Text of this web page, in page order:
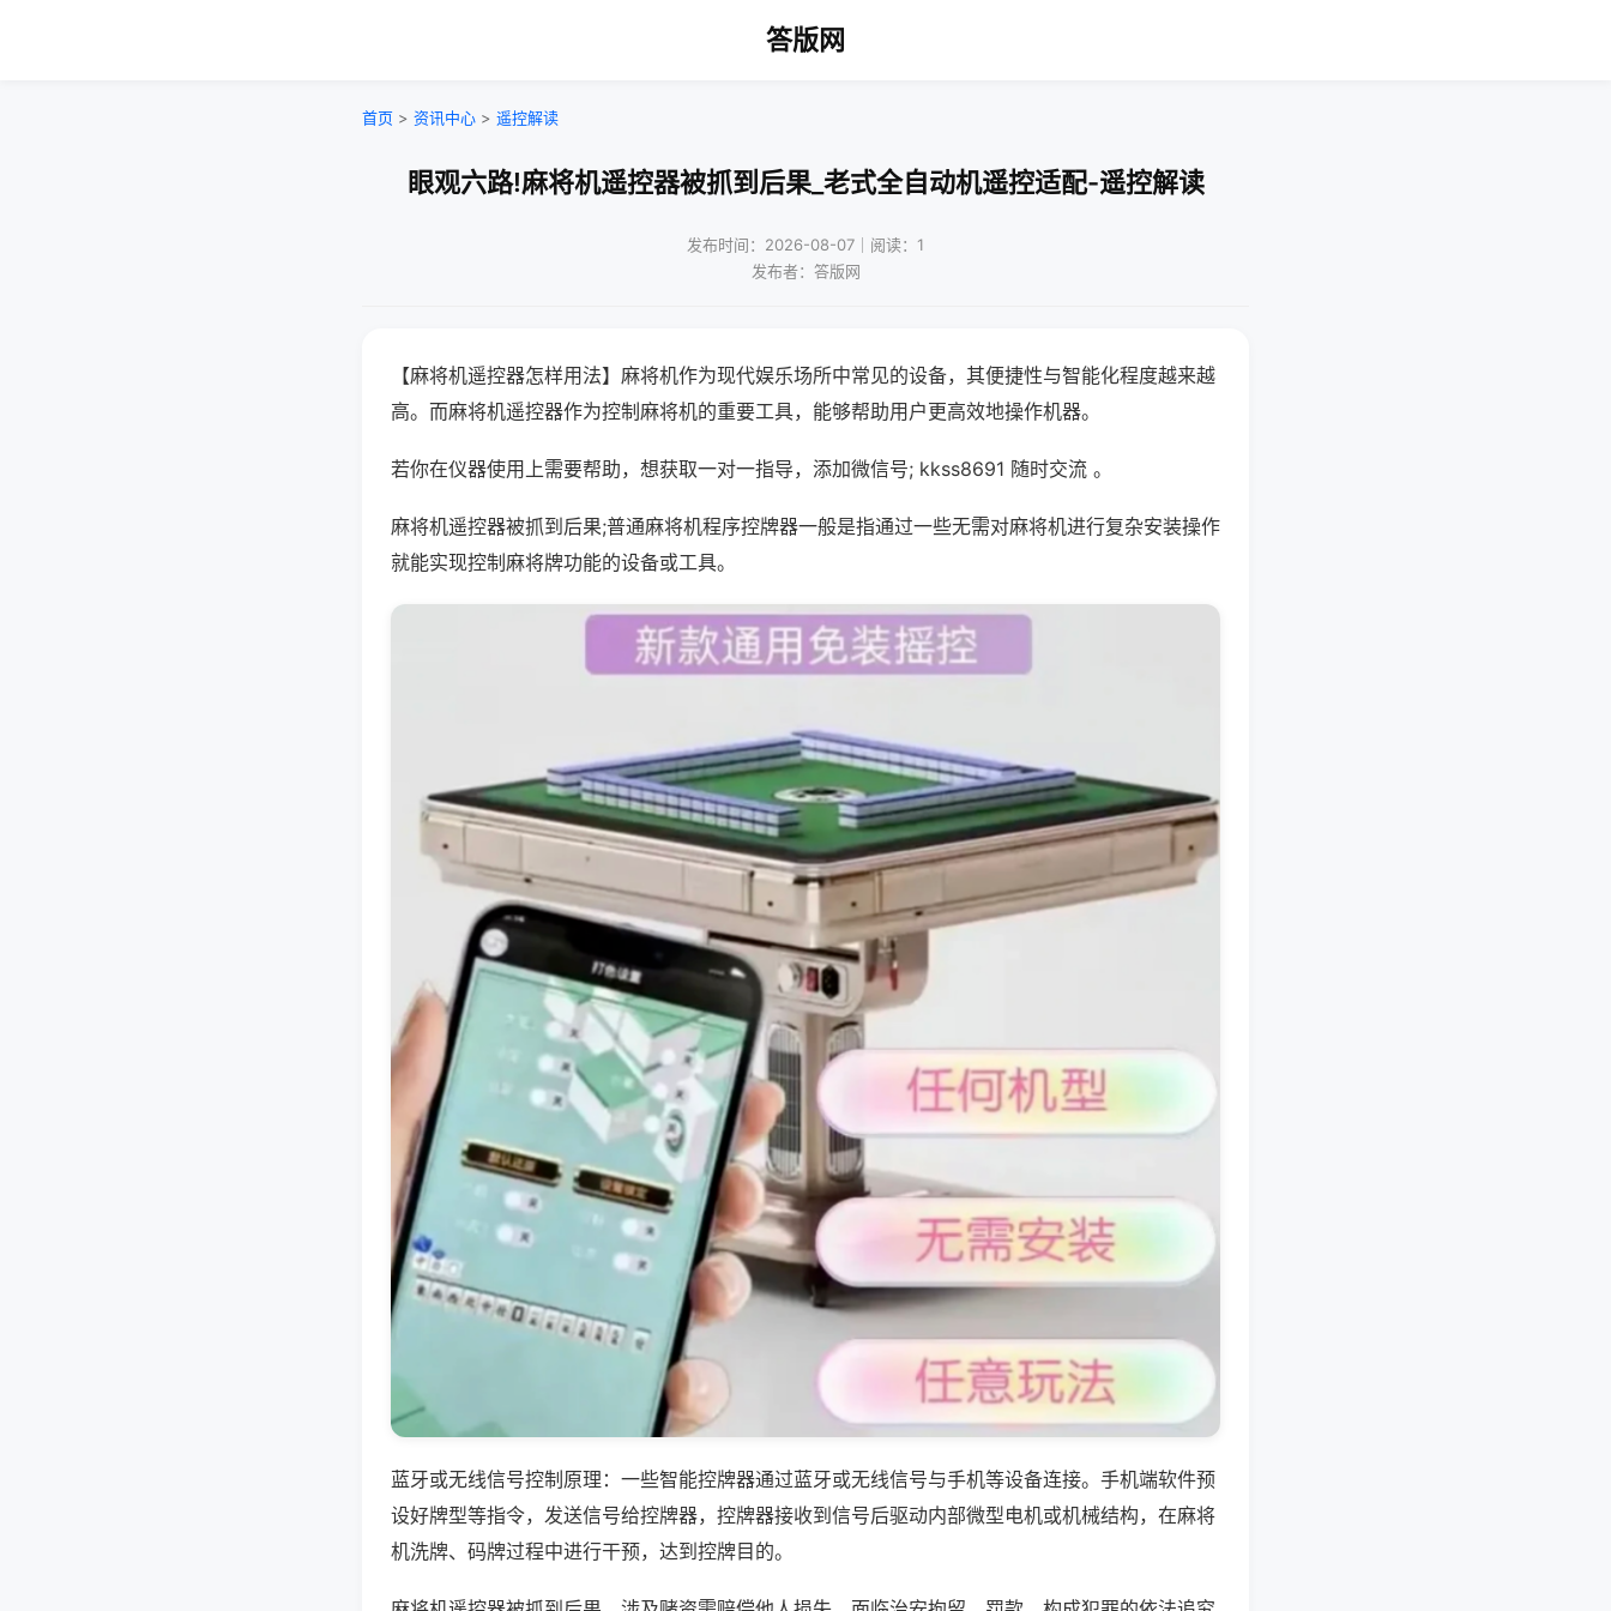
答版网
首页 > 资讯中心 > 遥控解读
眼观六路!麻将机遥控器被抓到后果_老式全自动机遥控适配-遥控解读
发布时间：2026-08-07｜阅读：1
发布者：答版网
【麻将机遥控器怎样用法】麻将机作为现代娱乐场所中常见的设备，其便捷性与智能化程度越来越
高。而麻将机遥控器作为控制麻将机的重要工具，能够帮助用户更高效地操作机器。
若你在仪器使用上需要帮助，想获取一对一指导，添加微信号; kkss8691 随时交流 。
麻将机遥控器被抓到后果;普通麻将机程序控牌器一般是指通过一些无需对麻将机进行复杂安装操作
就能实现控制麻将牌功能的设备或工具。
蓝牙或无线信号控制原理：一些智能控牌器通过蓝牙或无线信号与手机等设备连接。手机端软件预
设好牌型等指令，发送信号给控牌器，控牌器接收到信号后驱动内部微型电机或机械结构，在麻将
机洗牌、码牌过程中进行干预，达到控牌目的。